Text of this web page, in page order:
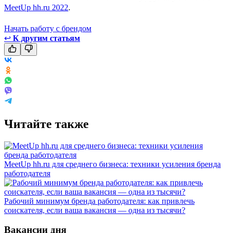
MeetUp hh.ru 2022.
Начать работу с брендом
↩ К другим статьям
Читайте также
MeetUp hh.ru для среднего бизнеса: техники усиления бренда
работодателя
Рабочий минимум бренда работодателя: как привлечь
соискателя, если ваша вакансия — одна из тысячи?
Вакансии дня